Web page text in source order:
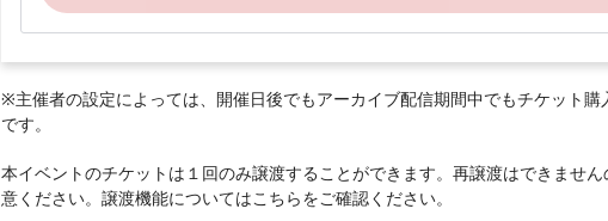
※主催者の設定によっては、開催日後でもアーカイブ配信期間中でもチケット購
です。
本イベントのチケットは１回のみ譲渡することができます。再譲渡はできません
意ください。譲渡機能についてはこちらをご確認ください。